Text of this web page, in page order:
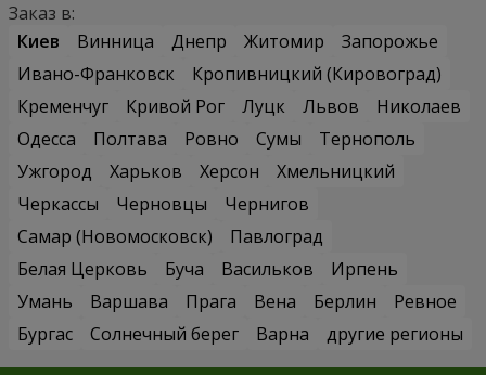
Заказ в:
Киев
Винница Днепр Житомир
Запорожье
Ивано-Франковск
Кропивницкий (Кировоград)
Кременчуг
Кривой Рог Луцк Львов
Николаев
Одесса
Полтава Ровно Сумы
Тернополь
Ужгород
Харьков Херсон
Хмельницкий
Черкассы
Черновцы
Чернигов
Самар (Новомосковск)
Павлоград
Белая Церковь
Буча Васильков
Ирпень
Умань
Варшава Прага Вена Берлин
Ревное
Бургас
Солнечный берег Варна другие регионы